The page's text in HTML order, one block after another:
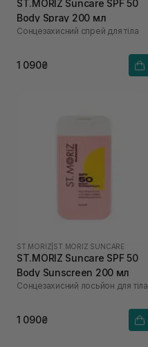
ST.MORIZ Suncare SPF 50
Body Spray 200 мл
Сонцезахисний спрей для тіла
1 090₴
ST.MORIZ ST.MORIZ SUNCARE
ST.MORIZ Suncare SPF 50
Body Sunscreen 200 мл
Сонцезахисний лосьйон для тіла
1 090₴